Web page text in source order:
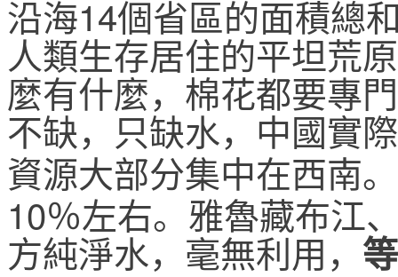
沿海14個省區的面積總
人類生存居住的平坦荒
麼有什麼，棉花都要專
不缺，只缺水，中國實
資源大部分集中在西南
10％左右。雅魯藏布江
方純淨水，毫無利用，